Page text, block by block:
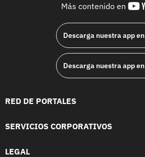
Más contenido en
Descarga nuestra app en
Descarga nuestra app en
RED DE PORTALES
SERVICIOS CORPORATIVOS
LEGAL